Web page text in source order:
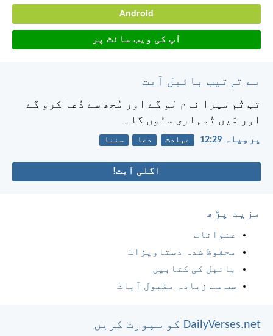
Android
آپ کی ویب سائٹ پر
بے ترتیب بائبل آیت
تب تُم میرا نام لو گے اور مُجھ سے دُعا کرو گے
اور مَیں تُمہاری سنُوں گا۔
یرمِیاہ 29:‏12 عبادت دعا سننا
اگلی آیت!
مزید پڑھ
عنوانات
محفوظ شدہ دستاویزات
بائبل کی کتابیں
سب سے زیادہ مقبول آیات
DailyVerses.net کو سپورٹ کریں